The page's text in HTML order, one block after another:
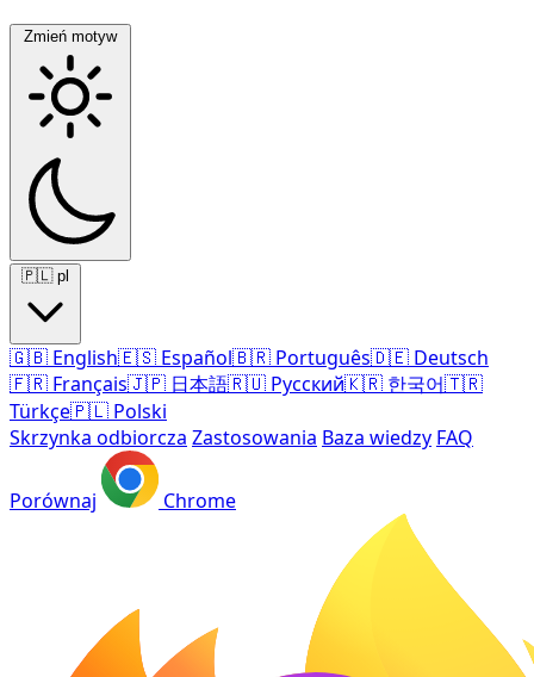
Zmień motyw
🇵🇱 pl
🇬🇧 English🇪🇸 Español🇧🇷 Português🇩🇪 Deutsch
🇫🇷 Français🇯🇵 日本語🇷🇺 Русский🇰🇷 한국어🇹🇷
Türkçe🇵🇱 Polski
Skrzynka odbiorcza Zastosowania Baza wiedzy FAQ
Porównaj Chrome